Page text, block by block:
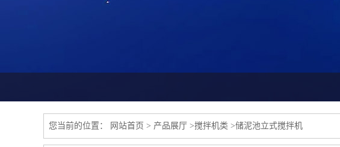
您当前的位置： 网站首页 > 产品展厅 >搅拌机类 >储泥池立式搅拌机